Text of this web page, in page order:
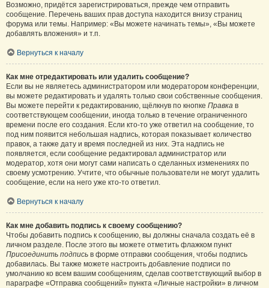
Возможно, придётся зарегистрироваться, прежде чем отправить
сообщение. Перечень ваших прав доступа находится внизу страниц
форума или темы. Например: «Вы можете начинать темы», «Вы можете
добавлять вложения» и т.п.
Вернуться к началу
Как мне отредактировать или удалить сообщение?
Если вы не являетесь администратором или модератором конференции,
вы можете редактировать и удалять только свои собственные сообщения.
Вы можете перейти к редактированию, щёлкнув по кнопке Правка в
соответствующем сообщении, иногда только в течение ограниченного
времени после его создания. Если кто-то уже ответил на сообщение, то
под ним появится небольшая надпись, которая показывает количество
правок, а также дату и время последней из них. Эта надпись не
появляется, если сообщение редактировал администратор или
модератор, хотя они могут сами написать о сделанных изменениях по
своему усмотрению. Учтите, что обычные пользователи не могут удалить
сообщение, если на него уже кто-то ответил.
Вернуться к началу
Как мне добавить подпись к своему сообщению?
Чтобы добавить подпись к сообщению, вы должны сначала создать её в
личном разделе. После этого вы можете отметить флажком пункт
Присоединить подпись в форме отправки сообщения, чтобы подпись
добавилась. Вы также можете настроить добавление подписи по
умолчанию ко всем вашим сообщениям, сделав соответствующий выбор в
параграфе «Отправка сообщений» пункта «Личные настройки» в личном